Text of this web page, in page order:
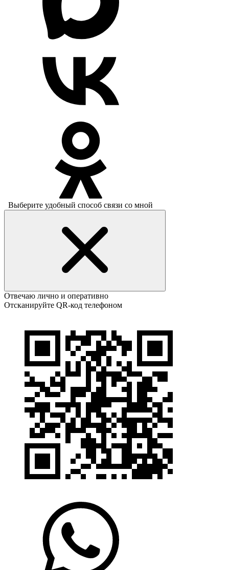
Выберите удобный способ связи со мной
Отвечаю лично и оперативно
Отсканируйте QR-код телефоном